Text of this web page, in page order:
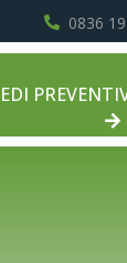
0836